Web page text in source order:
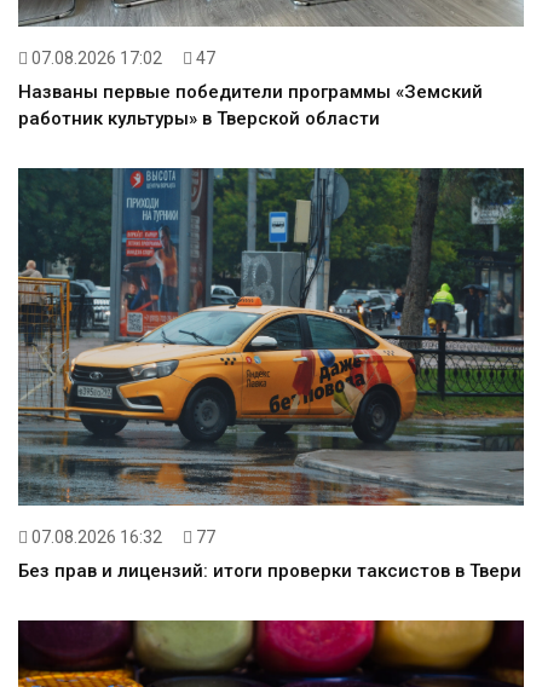
07.08.2026 17:02 47
Названы первые победители программы «Земский
работник культуры» в Тверской области
07.08.2026 16:32 77
Без прав и лицензий: итоги проверки таксистов в Твери